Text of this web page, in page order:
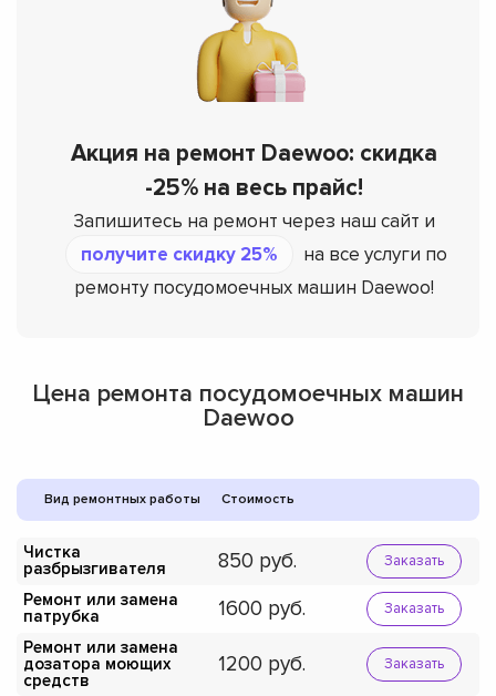
Акция на ремонт Daewoo: скидка
-25% на весь прайс!
Запишитесь на ремонт через наш сайт и
получите скидку 25%
на все услуги по
ремонту посудомоечных машин Daewoo!
Цена ремонта посудомоечных машин
Daewoo
Вид ремонтных работы Стоимость
Чистка
разбрызгивателя
850 Заказать
Ремонт или замена
патрубка
1600 Заказать
Ремонт или замена
дозатора моющих
средств
1200 Заказать